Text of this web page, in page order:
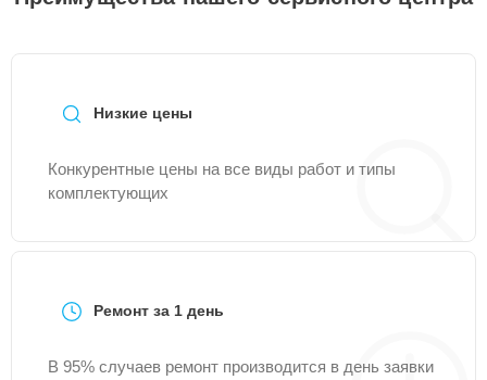
Низкие цены
Конкурентные цены на все виды работ и типы
комплектующих
Ремонт за 1 день
В 95% случаев ремонт производится в день заявки